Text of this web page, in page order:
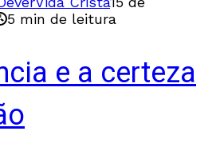
5 min de leitura
e a certeza